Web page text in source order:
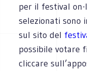
per il festival on-
selezionati sono
sul sito del
possibile votare
cliccare